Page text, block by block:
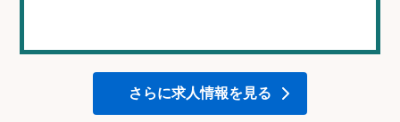
さらに求人情報を見る